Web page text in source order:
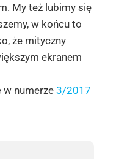
My też lubimy się
w końcu to
że mityczny
ekranem
w numerze 3/2017